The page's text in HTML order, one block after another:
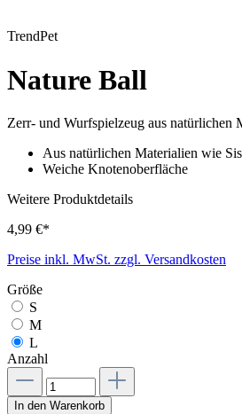
TrendPet
Nature Ball
Zerr- und Wurfspielzeug aus natürlichen
Aus natürlichen Materialien wie
Weiche Knotenoberfläche
Weitere Produktdetails
4,99 €*
Preise inkl. MwSt. zzgl. Versandkosten
Größe
S
M
L
Anzahl
In den Warenkorb